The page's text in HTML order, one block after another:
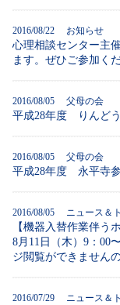
2016/08/22 お知らせ
心理相談センター主
ます。ぜひご参加くだ
2016/08/05 父母の会
平成28年度 りんど
2016/08/05 父母の会
平成28年度 永平寺
2016/08/05 ニュース＆
【機器入替作業伴う
8月11日（木）9：00
ジ閲覧ができません
2016/07/29 ニュース＆